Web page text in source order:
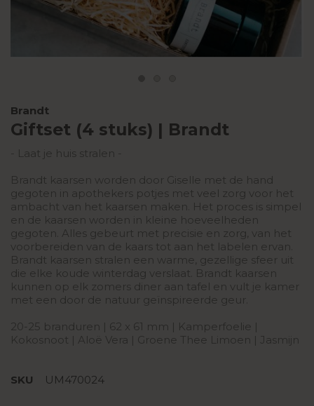
Brandt
Giftset (4 stuks) | Brandt
- Laat je huis stralen -
Brandt kaarsen worden door Giselle met de hand
gegoten in apothekers potjes met veel zorg voor het
ambacht van het kaarsen maken. Het proces is simpel
en de kaarsen worden in kleine hoeveelheden
gegoten. Alles gebeurt met precisie en zorg, van het
voorbereiden van de kaars tot aan het labelen ervan.
Brandt kaarsen stralen een warme, gezellige sfeer uit
die elke koude winterdag verslaat. Brandt kaarsen
kunnen op elk zomers diner aan tafel en vult je kamer
met een door de natuur geïnspireerde geur.
20-25 branduren | 62 x 61 mm | Kamperfoelie |
Kokosnoot | Aloë Vera | Groene Thee Limoen | Jasmijn
SKU UM470024